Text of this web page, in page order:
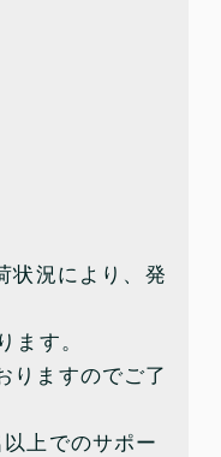
状況により、発
す。
りますのでご了
上でのサポー